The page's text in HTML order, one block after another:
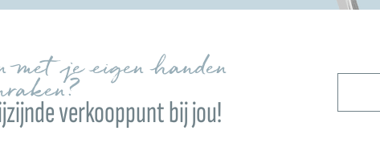
met je eigen handen
verkooppunt bij jou!